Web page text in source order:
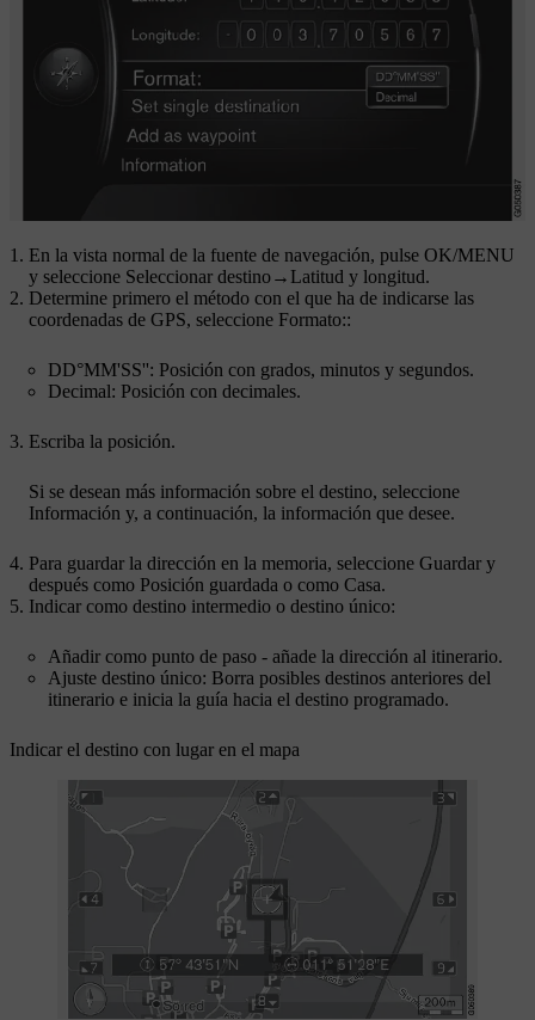
En la vista normal de la fuente de navegación, pulse OK/MENU
y seleccione Seleccionar destino→ Latitud y longitud.
Determine primero el método con el que ha de indicarse las
coordenadas de GPS, seleccione Formato::
DD°MM'SS'': Posición con grados, minutos y segundos.
Decimal: Posición con decimales.
Escriba la posición.
Si se desean más información sobre el destino, seleccione
Información y, a continuación, la información que desee.
Para guardar la dirección en la memoria, seleccione Guardar y
después como Posición guardada o como Casa.
Indicar como destino intermedio o destino único:
Añadir como punto de paso - añade la dirección al itinerario.
Ajuste destino único: Borra posibles destinos anteriores del
itinerario e inicia la guía hacia el destino programado.
Indicar el destino con lugar en el mapa